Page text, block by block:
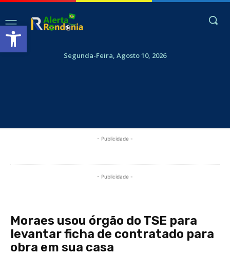
Abrir a barra de ferramentas
Segunda-Feira, Agosto 10, 2026
- Publicidade -
- Publicidade -
Moraes usou órgão do TSE para
levantar ficha de contratado para
obra em sua casa